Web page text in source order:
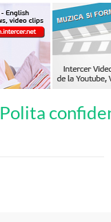
Polita